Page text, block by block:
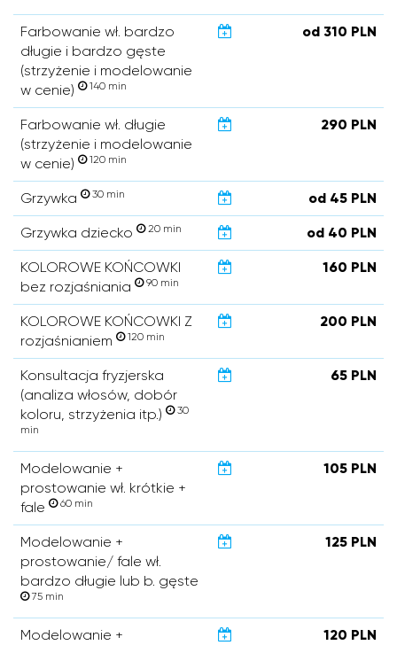
Farbowanie wł. bardzo
długie i bardzo gęste
(strzyżenie i modelowanie
w cenie)
140 min
od 310 PLN
Farbowanie wł. długie
(strzyżenie i modelowanie
w cenie)
120 min
290 PLN
Grzywka 30 min od 45 PLN
Grzywka dziecko 20 min od 40 PLN
KOLOROWE KOŃCOWKI
bez rozjaśniania
90 min
160 PLN
KOLOROWE KOŃCOWKI Z
rozjaśnianiem
120 min
200 PLN
Konsultacja fryzjerska
(analiza włosów, dobór
koloru, strzyżenia itp.)
30
min
65 PLN
Modelowanie +
prostowanie wł. krótkie +
fale
60 min
105 PLN
Modelowanie +
prostowanie/ fale wł.
bardzo długie lub b. gęste
75 min
125 PLN
Modelowanie +
120 PLN